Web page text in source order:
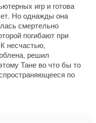
игр и готова
Но однажды она
смертельно
погибают при
несчастью,
решил
Тане во что бы то
по